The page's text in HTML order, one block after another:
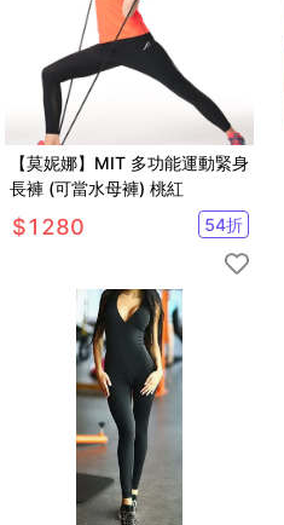
【莫妮娜】MIT 多功能運動緊身
長褲 (可當水母褲) 桃紅
$1280 54折